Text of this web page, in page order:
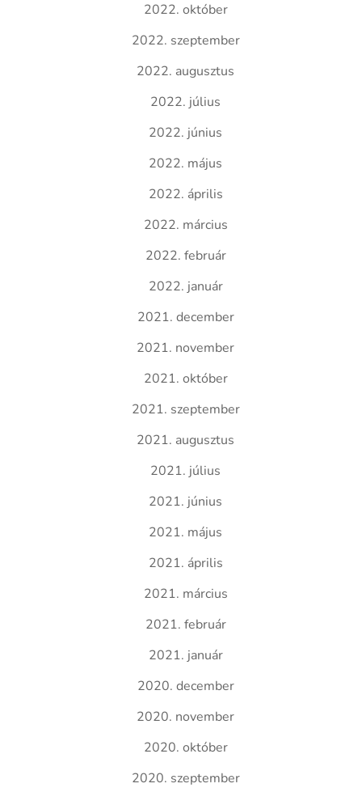
2022. október
2022. szeptember
2022. augusztus
2022. július
2022. június
2022. május
2022. április
2022. március
2022. február
2022. január
2021. december
2021. november
2021. október
2021. szeptember
2021. augusztus
2021. július
2021. június
2021. május
2021. április
2021. március
2021. február
2021. január
2020. december
2020. november
2020. október
2020. szeptember